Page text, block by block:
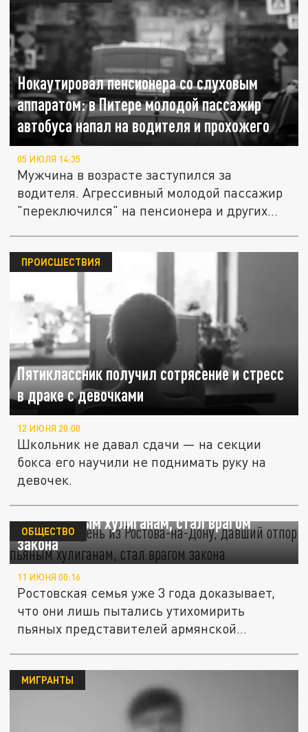
Нокаутировал пенсионера со слуховым
аппаратом: в Питере молодой пассажир
автобуса напал на водителя и прохожего
05 ИЮЛЯ 14:35
Мужчина в возрасте заступился за
водителя. Агрессивный молодой пассажир
"переключился" на пенсионера и других...
Пятиклассник получил сотрясение и стресс
в драке с девочками
ПРОИСШЕСТВИЯ
12 ИЮНЯ 20:00
Школьник не давал сдачи — на секции
бокса его научили не поднимать руку на
девочек.
Русский парень из Ростова-на-Дону, давший
отпор пьяным хулиганам, стал врагом
закона
ОБЩЕСТВО
11 ИЮНЯ 00:16
Ростовская семья уже 3 года доказывает,
что они лишь пытались утихомирить
пьяных представителей армянской...
МИГРАНТЫ